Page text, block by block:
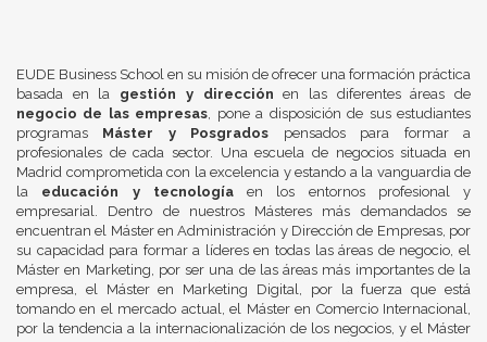
EUDE Business School en su misión de ofrecer una formación práctica
basada en la gestión y dirección en las diferentes áreas de
negocio de las empresas , pone a disposición de sus estudiantes
programas Máster y Posgrados pensados para formar a
profesionales de cada sector. Una escuela de negocios situada en
Madrid comprometida con la excelencia y estando a la vanguardia de
la educación y tecnologíaen los entornos profesional y
empresarial. Dentro de nuestros Másteres más demandados se
encuentran el Máster en Administración y Dirección de Empresas, por
su capacidad para formar a líderes en todas las áreas de negocio, el
Máster en Marketing, por ser una de las áreas más importantes de la
empresa, el Máster en Marketing Digital, por la fuerza que está
tomando en el mercado actual, el Máster en Comercio Internacional,
por la tendencia a la internacionalización de los negocios, y el Máster